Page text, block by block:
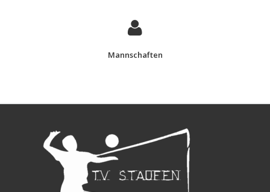
Mannschaften